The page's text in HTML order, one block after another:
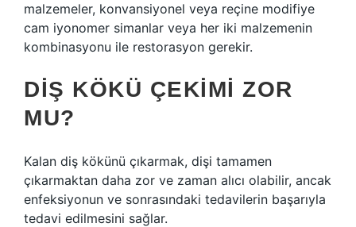
malzemeler, konvansiyonel veya reçine modifiye
cam iyonomer simanlar veya her iki malzemenin
kombinasyonu ile restorasyon gerekir.
DIŞ KÖKÜ ÇEKIMI ZOR
MU?
Kalan diş kökünü çıkarmak, dişi tamamen
çıkarmaktan daha zor ve zaman alıcı olabilir, ancak
enfeksiyonun ve sonrasındaki tedavilerin başarıyla
tedavi edilmesini sağlar.